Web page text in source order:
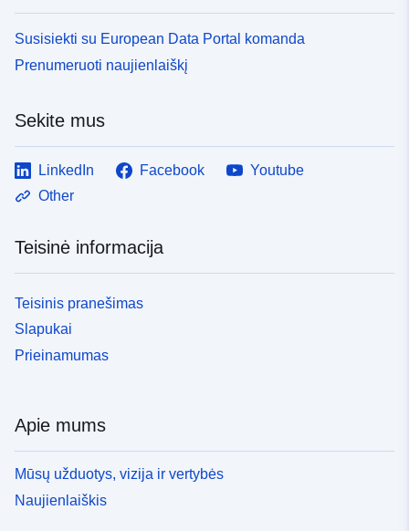
Susisiekti su European Data Portal komanda
Prenumeruoti naujienlaiškį
Sekite mus
LinkedIn Facebook
Youtube
Other
Teisinė informacija
Teisinis pranešimas
Slapukai
Prieinamumas
Apie mums
Mūsų užduotys, vizija ir vertybės
Naujienlaiškis